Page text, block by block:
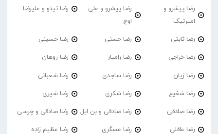
رضا پیشرو و
امیرتیک
رضا پیشرو و علی
اوج
رضا تیتو و علیرضا
رضا ثابتی رضا حسنی رضا حسینی
رضا خراجی رضا رامیار رضا روهان
رضا ژیان رضا ساجدی رضا شعبانی
رضا شفیع رضا شکری رضا شیری
رضا صادقی رضا صادقی و بن ایل رضا صادقی و چرسی
رضا عاقلی رضا عسگری رضا عظیم زاده